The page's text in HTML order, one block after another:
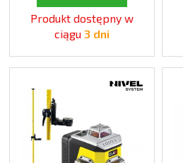
Produkt dostępny w
ciągu3 dni